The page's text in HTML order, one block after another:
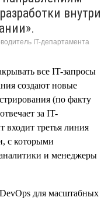
внутри
IT-департамента
все IT-запросы
создают новые
(по факту
за IT-
входит третья линия
с которыми
и менеджеры